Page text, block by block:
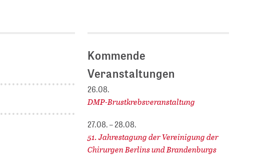
Kommende
Veranstaltungen
26.08.
DMP-Brustkrebsveranstaltung
27.08. – 28.08.
51. Jahrestagung der Vereinigung der
Chirurgen Berlins und Brandenburgs